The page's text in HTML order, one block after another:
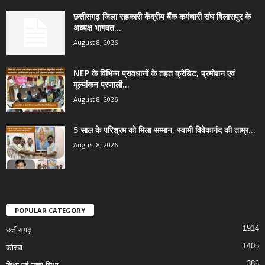
छत्तीसगढ़ जिला सहकारी केंद्रीय बैंक कर्मचारी संघ बिलासपुर के
अध्यक्ष भागवत...
August 8, 2026
NEP के विभिन्न प्रावधानों के तहत क्रेडिट, प्रमोशन एवं
मूल्यांकन प्रणाली...
August 8, 2026
5 साल के परिश्रम को मिला सम्मान, स्वामी विवेकानंद की ताम्र...
August 8, 2026
POPULAR CATEGORY
छत्तीसगढ़ 1914
कोरबा 1405